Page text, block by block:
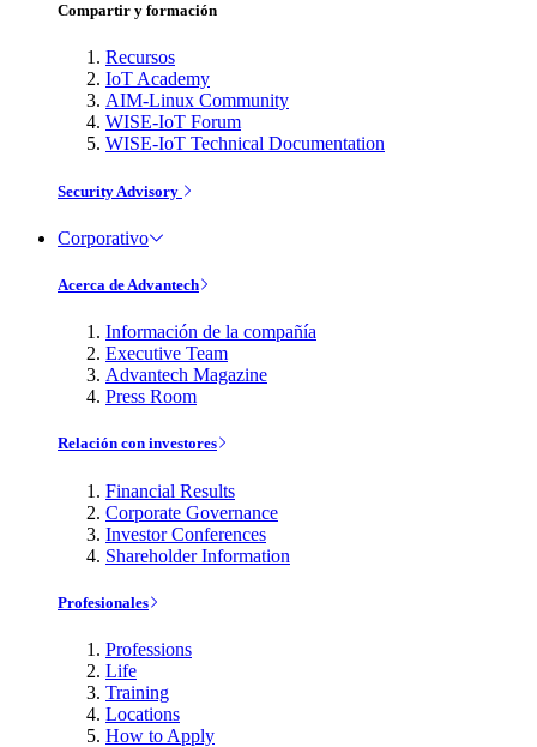
Compartir y formación
Recursos
IoT Academy
AIM-Linux Community
WISE-IoT Forum
WISE-IoT Technical Documentation
Security Advisory
Corporativo
Acerca de Advantech
Información de la compañía
Executive Team
Advantech Magazine
Press Room
Relación con investores
Financial Results
Corporate Governance
Investor Conferences
Shareholder Information
Profesionales
Professions
Life
Training
Locations
How to Apply